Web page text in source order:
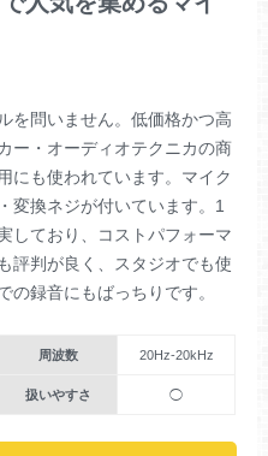
を問いません。低価格かつ高
ー・オーディオテクニカの商
にも使われています。マイク
変換ネジが付いています。1
しており、コストパフォーマ
評判が良く、スタジオでも使
の録音にもばっちりです。
周波数 20Hz-20kHz
扱いやすさ ◯